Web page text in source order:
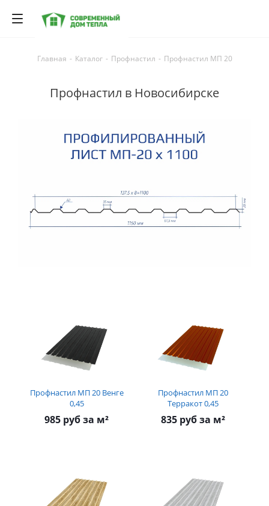
Главная - Каталог - Профнастил - Профнастил МП 20
Профнастил в Новосибирске
Профнастил МП 20 Венге
0,45
985 руб за м²
Профнастил МП 20
Терракот 0,45
835 руб за м²